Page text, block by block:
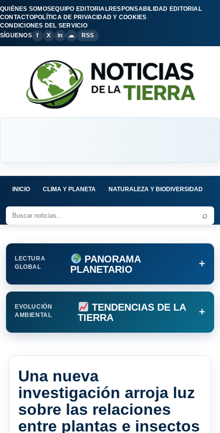
QUIÉNES SOMOSEQUIPO EDITORIALRESPONSABILIDAD EDITORIAL
CONTACTOPOLÍTICA DE PRIVACIDAD Y COOKIES
CONDICIONES DEL SERVICIO
SÍGUENOS
f X in ☁ RSS
INICIO CLIMA Y PLANETA NATURALEZA Y BIODIVERSIDAD
⌕
LECTURA
GLOBAL
PANORAMA
PLANETARIO
+
EVOLUCIÓN
AMBIENTAL
TENDENCIAS DE LA
TIERRA
+
Una nueva
investigación arroja luz
sobre las relaciones
entre plantas e insectos